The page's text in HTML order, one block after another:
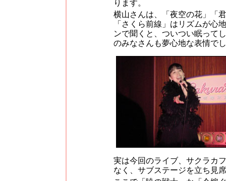
ります。
横山さんは、「夜空の花」「
「さくら前線」はリズムが心
ンで聞くと、ついつい眠って
のみなさんも夢心地な表情で
実は今回のライブ、サクラカ
なく、サブステージを立ち見